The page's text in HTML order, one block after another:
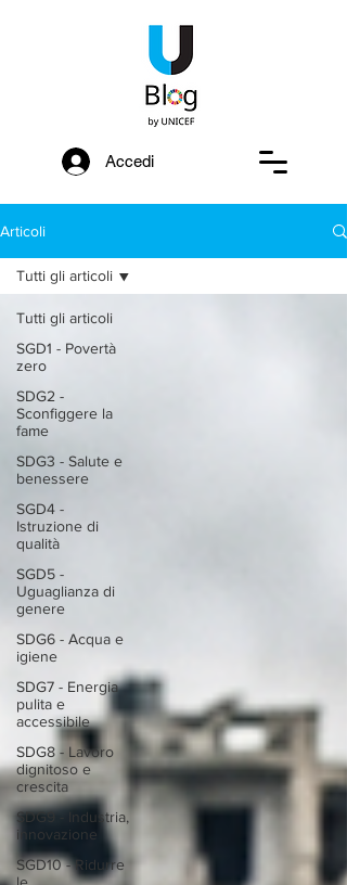
Accedi
Articoli
Tutti gli articoli
SGD1 - Povertà
zero
SDG2 -
Sconfiggere la
fame
SDG3 - Salute e
benessere
SGD4 -
Istruzione di
qualità
SGD5 -
Uguaglianza di
genere
SDG6 - Acqua e
igiene
SDG7 - Energia
pulita e
accessibile
SDG8 - Lavoro
dignitoso e
crescita
SDG9 - Industria,
innovazione
SGD10 - Ridurre
Tutti gli articoli